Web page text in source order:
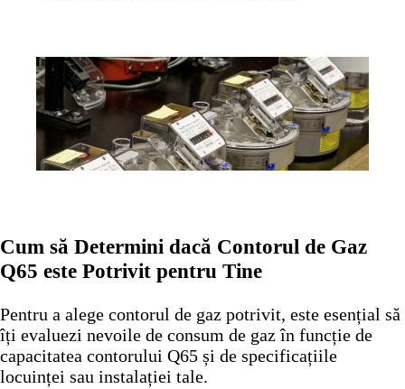
Cum să Determini dacă Contorul de Gaz
Q65 este Potrivit pentru Tine
Pentru a alege contorul de gaz potrivit, este esențial să
îți evaluezi nevoile de consum de gaz în funcție de
capacitatea contorului Q65 și de specificațiile
locuinței sau instalației tale.